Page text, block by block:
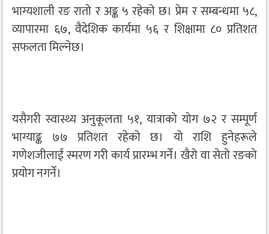
भाग्यशाली रङ रातो र अङ्क ५ रहेको छ। प्रेम र सम्बन्धमा ५८,
व्यापारमा ६७, वैदेशिक कार्यमा ५६ र शिक्षामा ८० प्रतिशत
सफलता मिल्नेछ।
यसैगरी स्वास्थ्य अनुकूलता ५१, यात्राको योग ७२ र सम्पूर्ण
भाग्याङ्क ७७ प्रतिशत रहेको छ। यो राशि हुनेहरूले
गणेशजीलाई स्मरण गरी कार्य प्रारम्भ गर्ने। खैरो वा सेतो रङको
प्रयोग नगर्ने।